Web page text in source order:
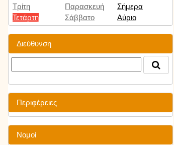
Τρίτη
Τετάρτη
Παρασκευή
Σάββατο
Σήμερα
Αύριο
Διεύθυνση
Περιφέρειες
Νομοί